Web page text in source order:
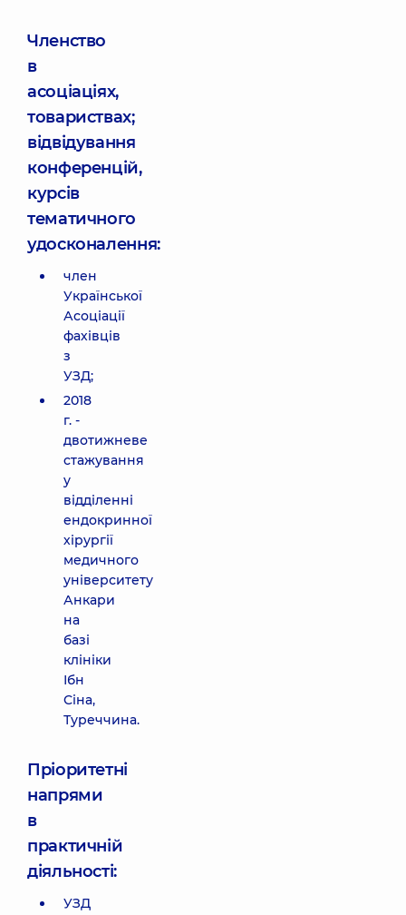
Членство
в
асоціаціях,
товариствах;
відвідування
конференцій,
курсів
тематичного
удосконалення:
член
Української
Асоціації
фахівців
з
УЗД;
2018
г. -
двотижневе
стажування
у
відділенні
ендокринної
хірургії
медичного
університету
Анкари
на
базі
клініки
Ібн
Сіна,
Туреччина.
Пріоритетні
напрями
в
практичній
діяльності:
УЗД